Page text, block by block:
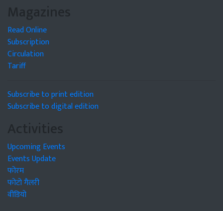
Magazines
Read Online
Subscription
Circulation
Tariff
Subscribe to print edition
Subscribe to digital edition
Activities
Upcoming Events
Events Update
फोरम
फोटो गैलरी
वीडियो